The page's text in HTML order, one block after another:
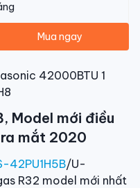
Mua ngay
42000BTU 1
Model mới điều
mắt 2020
42PU1H5B/U-
R32 model mới nhất